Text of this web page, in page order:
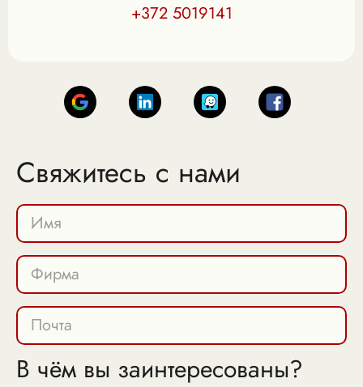
+372 5019141
Свяжитесь с нами
В чём вы заинтересованы?